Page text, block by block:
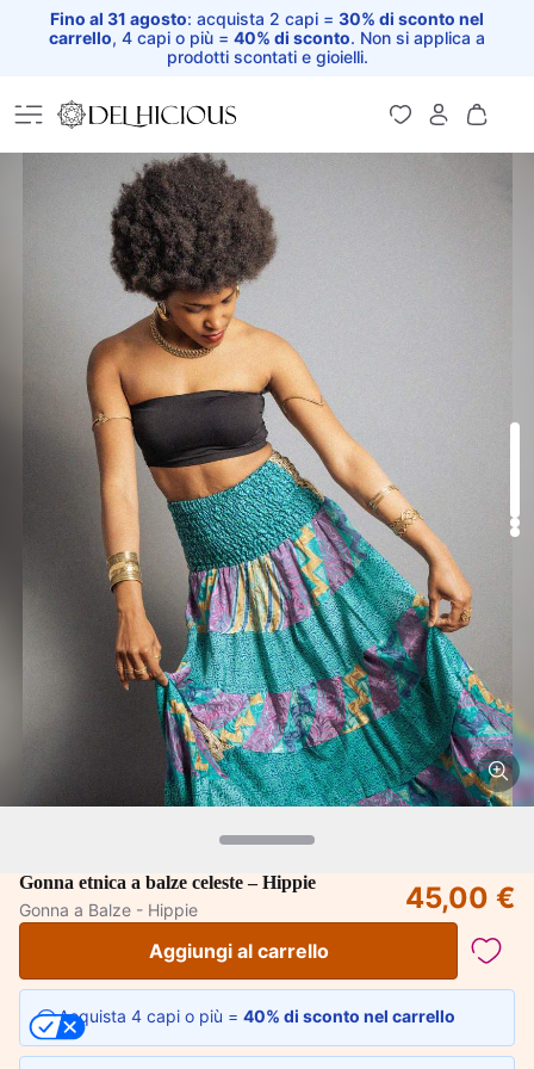
Fino al 31 agosto: acquista 2 capi = 30% di sconto nel
carrello, 4 capi o più = 40% di sconto. Non si applica a
prodotti scontati e gioielli.
Home
Gonna etnica a balze celeste – Hippie
Gonna a Balze - Hippie
45,00 €
Aggiungi al carrello
Acquista 4 capi o più = 40% di sconto nel carrello